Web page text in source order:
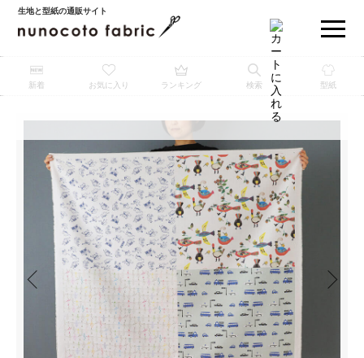
生地と型紙の通販サイト
新着 お気に入り ランキング 検索 型紙